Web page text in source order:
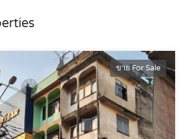
ขาย For Sale